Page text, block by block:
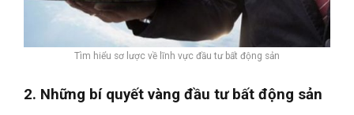
Tìm hiểu sơ lược về lĩnh vực đầu tư bất động sản
2. Những bí quyết vàng đầu tư bất động sản